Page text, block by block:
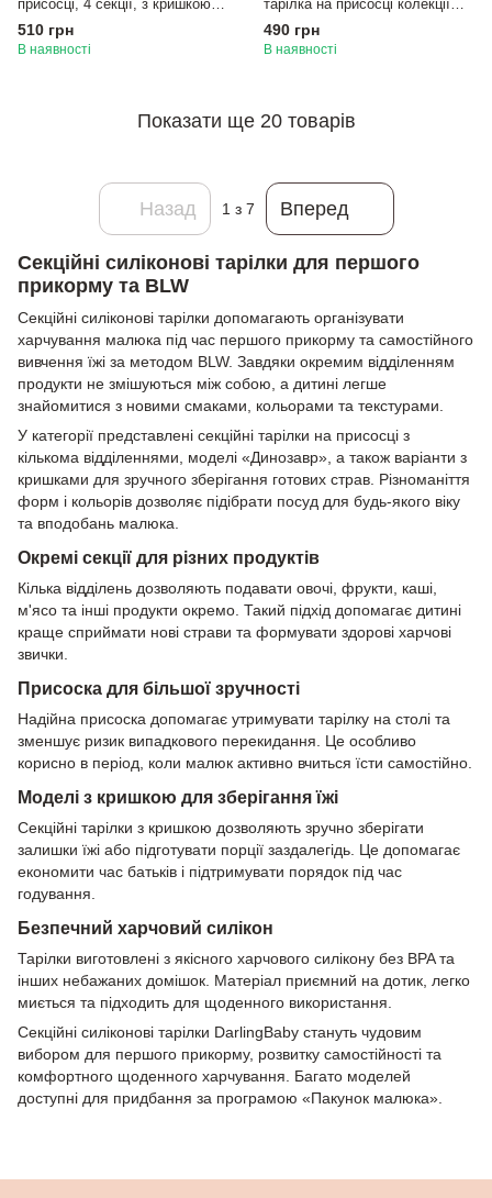
присосці, 4 секції, з кришкою,
колекція «Малюк», Мармур
510 грн
В наявності
тарілка на присосці колекції
"Перший прикорм", Темно-
бежевий
490 грн
В наявності
Показати ще 20 товарів
Назад 1 з 7 Вперед
Секційні силіконові тарілки для першого
прикорму та BLW
Секційні силіконові тарілки допомагають організувати
харчування малюка під час першого прикорму та самостійного
вивчення їжі за методом BLW. Завдяки окремим відділенням
продукти не змішуються між собою, а дитині легше
знайомитися з новими смаками, кольорами та текстурами.
У категорії представлені секційні тарілки на присосці з
кількома відділеннями, моделі «Динозавр», а також варіанти з
кришками для зручного зберігання готових страв. Різноманіття
форм і кольорів дозволяє підібрати посуд для будь-якого віку
та вподобань малюка.
Окремі секції для різних продуктів
Кілька відділень дозволяють подавати овочі, фрукти, каші,
м'ясо та інші продукти окремо. Такий підхід допомагає дитині
краще сприймати нові страви та формувати здорові харчові
звички.
Присоска для більшої зручності
Надійна присоска допомагає утримувати тарілку на столі та
зменшує ризик випадкового перекидання. Це особливо
корисно в період, коли малюк активно вчиться їсти самостійно.
Моделі з кришкою для зберігання їжі
Секційні тарілки з кришкою дозволяють зручно зберігати
залишки їжі або підготувати порції заздалегідь. Це допомагає
економити час батьків і підтримувати порядок під час
годування.
Безпечний харчовий силікон
Тарілки виготовлені з якісного харчового силікону без BPA та
інших небажаних домішок. Матеріал приємний на дотик, легко
миється та підходить для щоденного використання.
Секційні силіконові тарілки DarlingBaby стануть чудовим
вибором для першого прикорму, розвитку самостійності та
комфортного щоденного харчування. Багато моделей
доступні для придбання за програмою «Пакунок малюка».